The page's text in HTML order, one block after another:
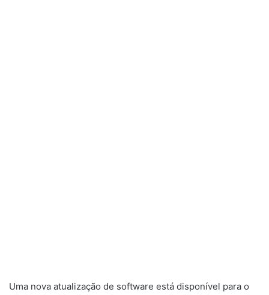
Uma nova atualização de software está disponível para o